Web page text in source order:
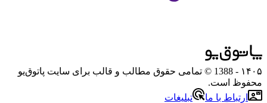
۱۴۰۵
- 1388 © تمامی حقوق مطالب و قالب برای سایت پاتوق‌یو
محفوظ است.
ارتباط با ما
تبلیغات